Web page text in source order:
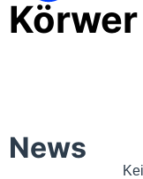
Körwer
News